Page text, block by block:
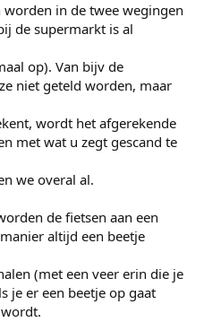
in de twee wegingen
de supermarkt is al
op). Van bijv de
niet geteld worden, maar
wordt het afgerekende
met wat u zegt gescand te
we overal al.
de fietsen aan een
altijd een beetje
(met een veer erin die je
je er een beetje op gaat